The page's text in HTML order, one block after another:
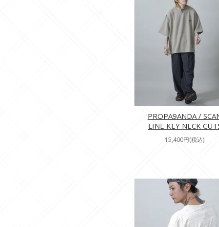
PROPA9ANDA /
LINE KEY NECK
15,400円(税込)